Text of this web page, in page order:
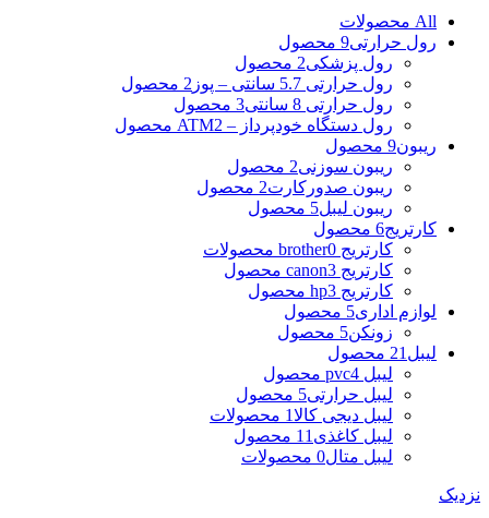
All محصولات
رول حرارتی9 محصول
رول پزشکی2 محصول
رول حرارتی 5.7 سانتی – پوز
2 محصول
رول حرارتی 8 سانتی
3 محصول
رول دستگاه خودپرداز – ATM 2 محصول
ریبون9 محصول
ریبون سوزنی2 محصول
ریبون صدورکارت2 محصول
ریبون لیبل5 محصول
کارتریج6 محصول
کارتریج brother 0 محصولات
کارتریج canon 3 محصول
کارتریج hp 3 محصول
لوازم اداری5 محصول
زونکن5 محصول
لیبل 21 محصول
لیبل pvc 4 محصول
لیبل حرارتی5 محصول
لیبل دیجی کالا1 محصولات
لیبل کاغذی 11 محصول
لیبل متال0 محصولات
نزدیک